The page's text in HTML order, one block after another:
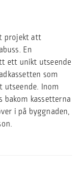
projekt att
En
ett unikt utseende
som
Inom
bakom kassetterna
i på byggnaden,